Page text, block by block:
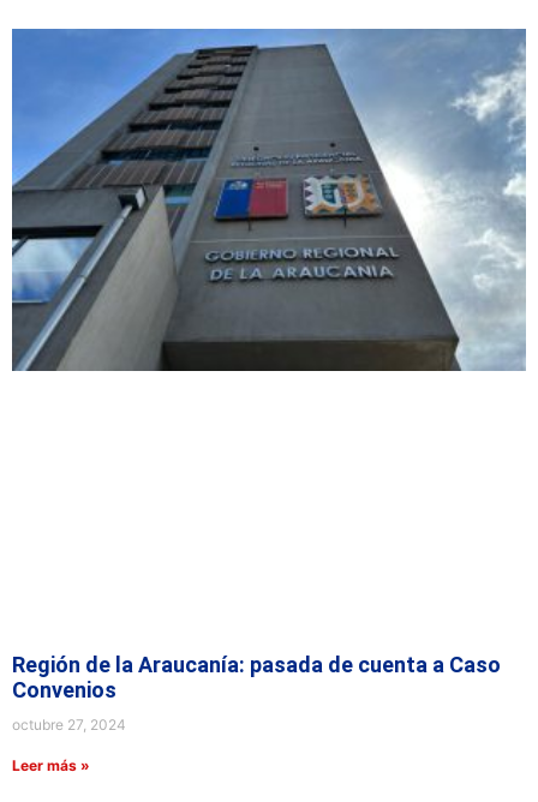
Región de la Araucanía: pasada de cuenta a Caso
Convenios
octubre 27, 2024
Leer más »